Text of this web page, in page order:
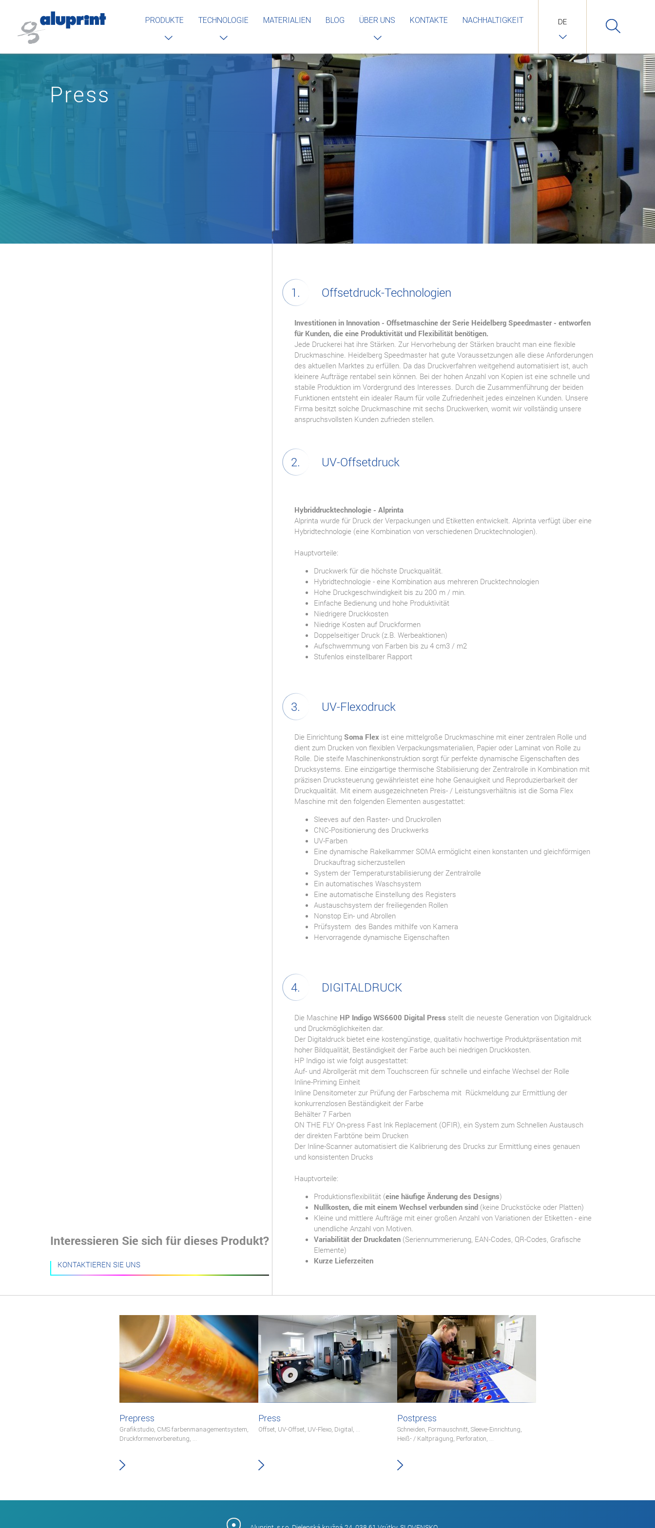
PRODUKTE TECHNOLOGIE MATERIALIEN BLOG ÜBER UNS KONTAKTE NACHHALTIGKEIT DE
Press
Interessieren Sie sich für dieses Produkt?
KONTAKTIEREN SIE UNS
Offsetdruck-Technologien
Investitionen in Innovation - Offsetmaschine der Serie Heidelberg Speedmaster - entworfen
für Kunden, die eine Produktivität und Flexibilität benötigen.
Jede Druckerei hat ihre Stärken. Zur Hervorhebung der Stärken braucht man eine flexible
Druckmaschine. Heidelberg Speedmaster hat gute Voraussetzungen alle diese Anforderungen
des aktuellen Marktes zu erfüllen. Da das Druckverfahren weitgehend automatisiert ist, auch
kleinere Aufträge rentabel sein können. Bei der hohen Anzahl von Kopien ist eine schnelle und
stabile Produktion im Vordergrund des Interesses. Durch die Zusammenführung der beiden
Funktionen entsteht ein idealer Raum für volle Zufriedenheit jedes einzelnen Kunden. Unsere
Firma besitzt solche Druckmaschine mit sechs Druckwerken, womit wir vollständig unsere
anspruchsvollsten Kunden zufrieden stellen.
UV-Offsetdruck
Hybriddrucktechnologie - Alprinta
Alprinta wurde für Druck der Verpackungen und Etiketten entwickelt. Alprinta verfügt über eine
Hybridtechnologie (eine Kombination von verschiedenen Drucktechnologien).
Hauptvorteile:
Druckwerk für die höchste Druckqualität.
Hybridtechnologie - eine Kombination aus mehreren Drucktechnologien
Hohe Druckgeschwindigkeit bis zu 200 m / min.
Einfache Bedienung und hohe Produktivität
Niedrigere Druckkosten
Niedrige Kosten auf Druckformen
Doppelseitiger Druck (z.B. Werbeaktionen)
Aufschwemmung von Farben bis zu 4 cm3 / m2
Stufenlos einstellbarer Rapport
UV-Flexodruck
Die Einrichtung Soma Flexist eine mittelgroße Druckmaschine mit einer zentralen Rolle und
dient zum Drucken von flexiblen Verpackungsmaterialien, Papier oder Laminat von Rolle zu
Rolle. Die steife Maschinenkonstruktion sorgt für perfekte dynamische Eigenschaften des
Drucksystems. Eine einzigartige thermische Stabilisierung der Zentralrolle in Kombination mit
präzisen Drucksteuerung gewährleistet eine hohe Genauigkeit und Reproduzierbarkeit der
Druckqualität. Mit einem ausgezeichneten Preis- / Leistungsverhältnis ist die Soma Flex
Maschine mit den folgenden Elementen ausgestattet:
Sleeves auf den Raster- und Druckrollen
CNC-Positionierung des Druckwerks
UV-Farben
Eine dynamische Rakelkammer SOMA ermöglicht einen konstanten und gleichförmigen
Druckauftrag sicherzustellen
System der Temperaturstabilisierung der Zentralrolle
Ein automatisches Waschsystem
Eine automatische Einstellung des Registers
Austauschsystem der freiliegenden Rollen
Nonstop Ein- und Abrollen
Prüfsystem des Bandes mithilfe von Kamera
Hervorragende dynamische Eigenschaften
DIGITALDRUCK
Die Maschine HP Indigo WS6600 Digital Press stellt die neueste Generation von Digitaldruck
und Druckmöglichkeiten dar.
Der Digitaldruck bietet eine kostengünstige, qualitativ hochwertige Produktpräsentation mit
hoher Bildqualität, Beständigkeit der Farbe auch bei niedrigen Druckkosten.
HP Indigo ist wie folgt ausgestattet:
Auf- und Abrollgerät mit dem Touchscreen für schnelle und einfache Wechsel der Rolle
Inline-Priming Einheit
Inline Densitometer zur Prüfung der Farbschema mit Rückmeldung zur Ermittlung der
konkurrenzlosen Beständigkeit der Farbe
Behälter 7 Farben
ON THE FLY On-press Fast Ink Replacement (OFIR), ein System zum Schnellen Austausch
der direkten Farbtöne beim Drucken
Der Inline-Scanner automatisiert die Kalibrierung des Drucks zur Ermittlung eines genauen
und konsistenten Drucks
Hauptvorteile:
Produktionsflexibilität (eine häufige Änderung des Designs)
Nullkosten, die mit einem Wechsel verbunden sind(keine Druckstöcke oder Platten)
Kleine und mittlere Aufträge mit einer großen Anzahl von Variationen der Etiketten - eine
unendliche Anzahl von Motiven.
Variabilität der Druckdaten (Seriennummerierung, EAN-Codes, QR-Codes, Grafische
Elemente)
Kurze Lieferzeiten
Prepress
Grafikstudio, CMS farbenmanagementsystem,
Druckformenvorbereitung, ...
Press
Offset, UV-Offset, UV-Flexo, Digital, ...
Postpress
Schneiden, Formauschnitt, Sleeve-Einrichtung,
Heiß- / Kaltprägung, Perforation, ...